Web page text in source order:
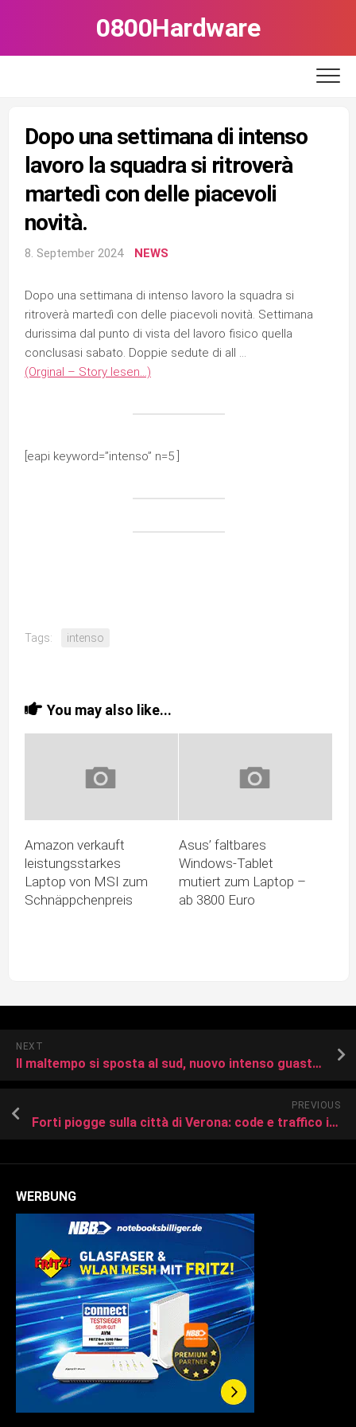
0800Hardware
Dopo una settimana di intenso
lavoro la squadra si ritroverà
martedì con delle piacevoli
novità.
8. September 2024 NEWS
Dopo una settimana di intenso lavoro la squadra si
ritroverà martedì con delle piacevoli novità. Settimana
durissima dal punto di vista del lavoro fisico quella
conclusasi sabato. Doppie sedute di all …
(Orginal – Story lesen…)
[eapi keyword=”intenso” n=5 ]
Tags: intenso
You may also like...
Amazon verkauft
leistungsstarkes
Laptop von MSI zum
Schnäppchenpreis
Asus’ faltbares
Windows-Tablet
mutiert zum Laptop –
ab 3800 Euro
NEXT
Il maltempo si sposta al sud, nuovo intenso guasto in settimana
PREVIOUS
Forti piogge sulla città di Verona: code e traffico intenso soprattutto in Zai
WERBUNG